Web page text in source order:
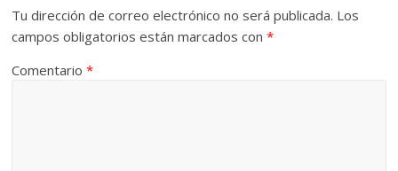
Tu dirección de correo electrónico no será publicada. Los
campos obligatorios están marcados con*
Comentario*